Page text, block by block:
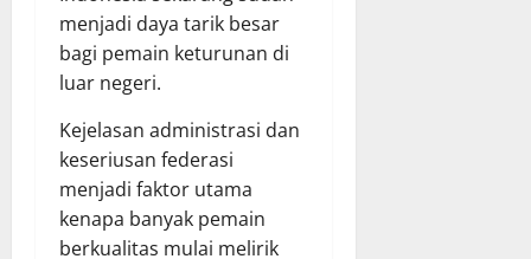
menjadi daya tarik besar
bagi pemain keturunan di
luar negeri.
Kejelasan administrasi dan
keseriusan federasi
menjadi faktor utama
kenapa banyak pemain
berkualitas mulai melirik